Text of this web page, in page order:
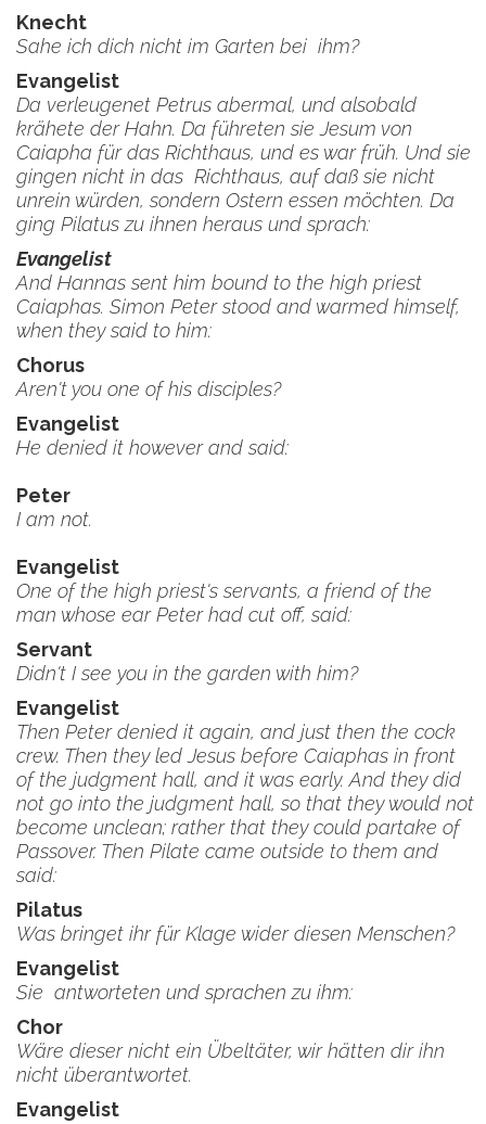
Knecht
Sahe ich dich nicht im Garten bei ihm?
Evangelist
Da verleugenet Petrus abermal, und alsobald
krähete der Hahn. Da führeten sie Jesum von
Caiapha für das Richthaus, und es war früh. Und sie
gingen nicht in das Richthaus, auf daß sie nicht
unrein würden, sondern Ostern essen möchten. Da
ging Pilatus zu ihnen heraus und sprach:
Evangelist
And Hannas sent him bound to the high priest
Caiaphas. Simon Peter stood and warmed himself,
when they said to him:
Chorus
Aren't you one of his disciples?
Evangelist
He denied it however and said:
Peter
I am not.
Evangelist
One of the high priest's servants, a friend of the
man whose ear Peter had cut off, said:
Servant
Didn't I see you in the garden with him?
Evangelist
Then Peter denied it again, and just then the cock
crew. Then they led Jesus before Caiaphas in front
of the judgment hall, and it was early. And they did
not go into the judgment hall, so that they would not
become unclean; rather that they could partake of
Passover. Then Pilate came outside to them and
said:
Pilatus
Was bringet ihr für Klage wider diesen Menschen?
Evangelist
Sie antworteten und sprachen zu ihm:
Chor
Wäre dieser nicht ein Übeltäter, wir hätten dir ihn
nicht überantwortet.
Evangelist